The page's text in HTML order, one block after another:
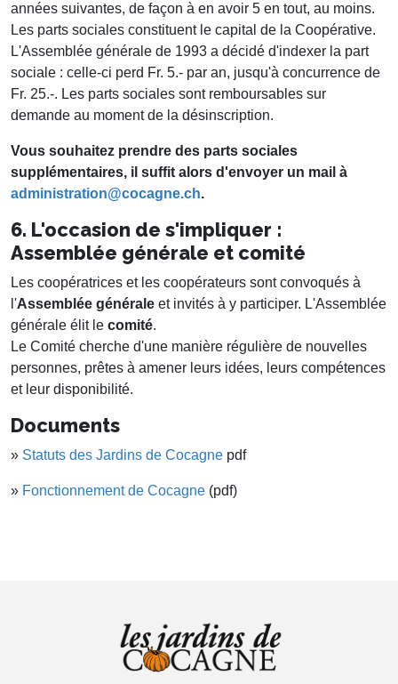
années suivantes, de façon à en avoir 5 en tout, au moins.
Les parts sociales constituent le capital de la Coopérative.
L'Assemblée générale de 1993 a décidé d'indexer la part
sociale : celle-ci perd Fr. 5.- par an, jusqu'à concurrence de
Fr. 25.-. Les parts sociales sont remboursables sur
demande au moment de la désinscription.
Vous souhaitez prendre des parts sociales
supplémentaires, il suffit alors d'envoyer un mail à
administration@cocagne.ch.
6. L'occasion de s'impliquer :
Assemblée générale et comité
Les coopératrices et les coopérateurs sont convoqués à
l'Assemblée générale et invités à y participer. L'Assemblée
générale élit le comité.
Le Comité cherche d'une manière régulière de nouvelles
personnes, prêtes à amener leurs idées, leurs compétences
et leur disponibilité.
Documents
» Statuts des Jardins de Cocagne pdf
» Fonctionnement de Cocagne (pdf)